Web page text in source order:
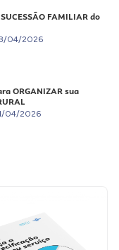
FAMILIAR do
04/2026
ORGANIZAR sua
04/2026